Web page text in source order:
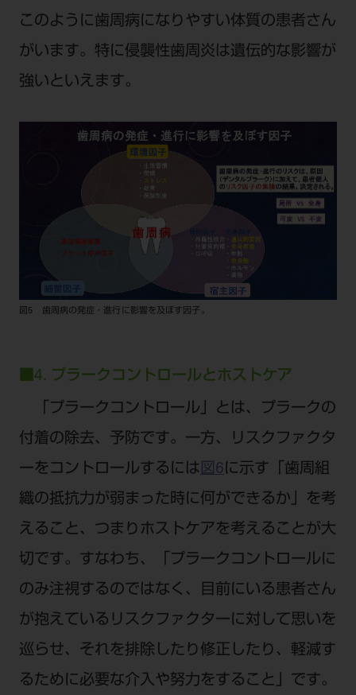
このように歯周病になりやすい体質の患者さん
がいます。特に侵襲性歯周炎は遺伝的な影響が
強いといえます。
図5 歯周病の発症・進行に影響を及ぼす因子。
■4. プラークコントロールとホストケア
「プラークコントロール」とは、プラークの
付着の除去、予防です。一方、リスクファクタ
ーをコントロールするには 図6に示す「歯周組
織の抵抗力が弱まった時に何ができるか」を考
えること、つまりホストケアを考えることが大
切です。すなわち、「プラークコントロールに
のみ注視するのではなく、目前にいる患者さん
が抱えているリスクファクターに対して思いを
巡らせ、それを排除したり修正したり、軽減す
るために必要な介入や努力をすること」です。